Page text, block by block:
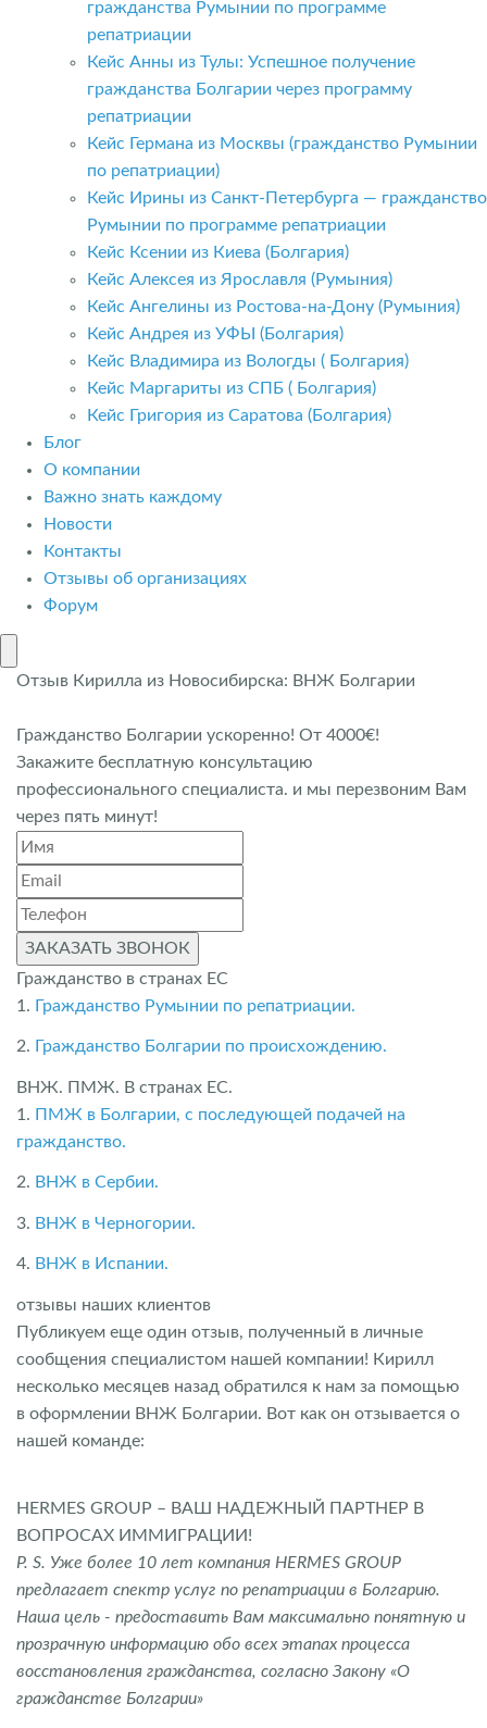
гражданства Румынии по программе
репатриации
Кейс Анны из Тулы: Успешное получение
гражданства Болгарии через программу
репатриации
Кейс Германа из Москвы (гражданство Румынии
по репатриации)
Кейс Ирины из Санкт-Петербурга — гражданство
Румынии по программе репатриации
Кейс Ксении из Киева (Болгария)
Кейс Алексея из Ярославля (Румыния)
Кейс Ангелины из Ростова-на-Дону (Румыния)
Кейс Андрея из УФЫ (Болгария)
Кейс Владимира из Вологды ( Болгария)
Кейс Маргариты из СПБ ( Болгария)
Кейс Григория из Саратова (Болгария)
Блог
О компании
Важно знать каждому
Новости
Контакты
Отзывы об организациях
Форум
Отзыв Кирилла из Новосибирска: ВНЖ Болгарии
Гражданство Болгарии ускоренно! От 4000€!
Закажите бесплатную консультацию
профессионального специалиста. и мы перезвоним Вам
через пять минут!
ЗАКАЗАТЬ ЗВОНОК
Гражданство в странах ЕС
1. Гражданство Румынии по репатриации.
2. Гражданство Болгарии по происхождению.
ВНЖ. ПМЖ. В странах ЕС.
1. ПМЖ в Болгарии, с последующей подачей на
гражданство.
2. ВНЖ в Сербии.
3. ВНЖ в Черногории.
4. ВНЖ в Испании.
отзывы наших клиентов
Публикуем еще один отзыв, полученный в личные
сообщения специалистом нашей компании! Кирилл
несколько месяцев назад обратился к нам за помощью
в оформлении ВНЖ Болгарии. Вот как он отзывается о
нашей команде:
HERMES GROUP – ВАШ НАДЕЖНЫЙ ПАРТНЕР В
ВОПРОСАХ ИММИГРАЦИИ!
P. S. Уже более 10 лет компания HERMES GROUP
предлагает спектр услуг по репатриации в Болгарию.
Наша цель - предоставить Вам максимально понятную и
прозрачную информацию обо всех этапах процесса
восстановления гражданства, согласно Закону «О
гражданстве Болгарии»